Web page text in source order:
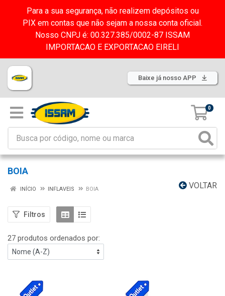
Para a sua segurança, não realizem depósitos ou
PIX em contas que não sejam a nossa conta oficial.
Nosso CNPJ é: 00.327.385/0002-87 ISSAM
IMPORTACAO E EXPORTACAO EIRELI
Baixe já nosso APP
0
BOIA
VOLTAR
INÍCIO INFLAVEIS BOIA
Filtros
27 produtos ordenados por: